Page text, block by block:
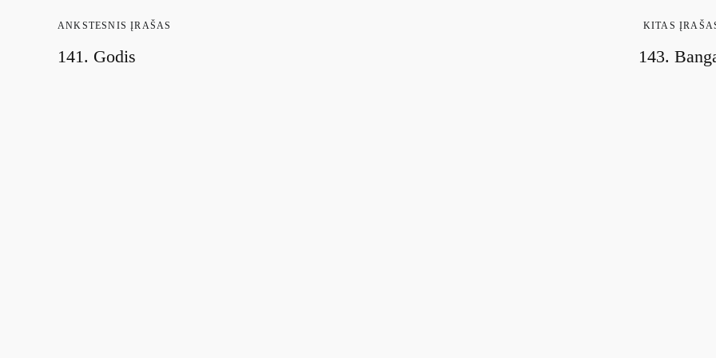
ANKSTESNIS ĮRAŠAS
141. Godis
KITAS
143.